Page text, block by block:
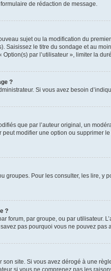
de rédaction de message.
sujet ou la modification du
Saisissez le titre du sondage et au
par l’utilisateur », limiter la
?
Si vous avez besoin
que par l’auteur original, un
peut modifier une option ou
groupes. Pour les consulter, les lire,
?
forum, par groupe, ou par
pas pourquoi vous ne pouvez pas
site. Si vous avez dérogé à une
si vous ne comprenez pas les